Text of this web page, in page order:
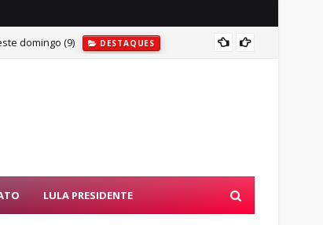
domingo (9) DESTAQUES
LULA PRESIDENTE